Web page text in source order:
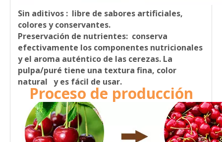
Sin aditivos : libre de sabores artificiales,
colores y conservantes.
Preservación de nutrientes: conserva
efectivamente los componentes nutricionales
y el aroma auténtico de las cerezas. La
pulpa/puré tiene una textura fina, color
natural y es fácil de usar.
Proceso de producción